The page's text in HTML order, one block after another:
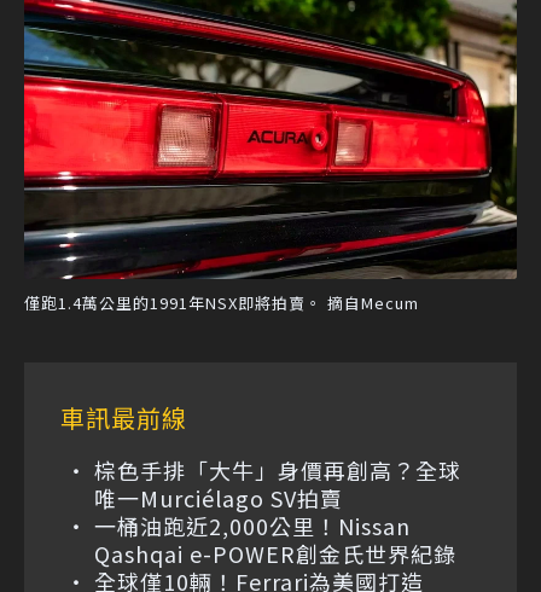
僅跑1.4萬公里的1991年NSX即將拍賣。 摘自Mecum
車訊最前線
棕色手排「大牛」身價再創高？全球
唯一Murciélago SV拍賣
一桶油跑近2,000公里！Nissan
Qashqai e-POWER創金氏世界紀錄
全球僅10輛！Ferrari為美國打造